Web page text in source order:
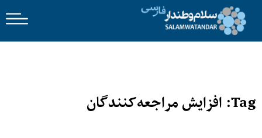
Tag: افزایش مراجعه‌کنندگان